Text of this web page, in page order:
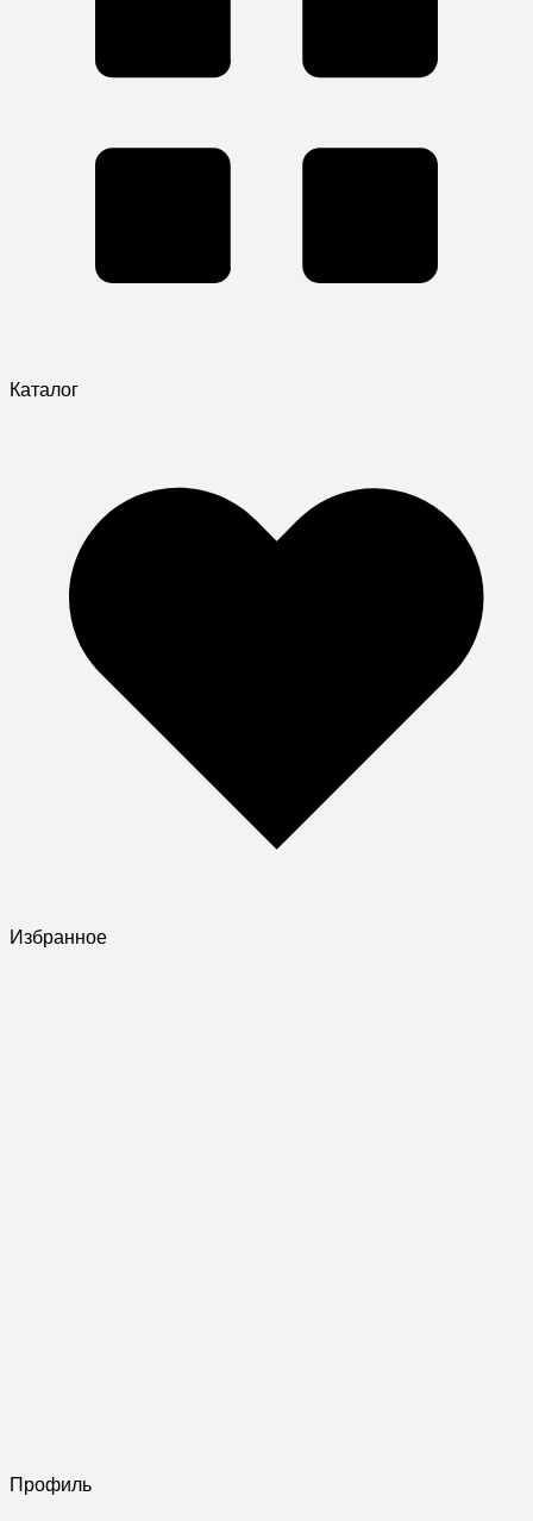
Каталог
Избранное
Профиль